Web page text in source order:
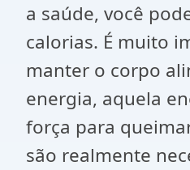
a saúde, você
calorias. É muito
manter o corpo
energia, aquela
força para
são realmente